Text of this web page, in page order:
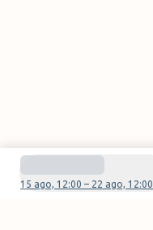
15 ago, 12:00 – 22 ago, 12:00